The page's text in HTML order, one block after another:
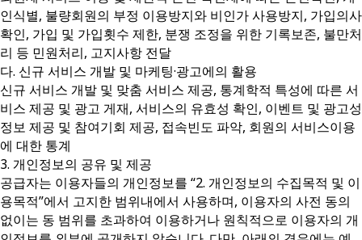
인식별, 불량회원의 부정 이용방지와 비인가 사용방지, 가입의사
확인, 가입 및 가입횟수 제한, 분쟁 조정을 위한 기록보존, 불만처
리 등 민원처리, 고지사항 전달
다. 신규 서비스 개발 및 마케팅·광고에의 활용
신규 서비스 개발 및 맞춤 서비스 제공, 통계학적 특성에 따른 서
비스 제공 및 광고 게재, 서비스의 유효성 확인, 이벤트 및 광고성
정보 제공 및 참여기회 제공, 접속빈도 파악, 회원의 서비스이용
에 대한 통계
3. 개인정보의 공유 및 제공
공급자는 이용자들의 개인정보를 “2. 개인정보의 수집목적 및 이
용목적”에서 고지한 범위내에서 사용하며, 이용자의 사전 동의
없이는 동 범위를 초과하여 이용하거나 원칙적으로 이용자의 개